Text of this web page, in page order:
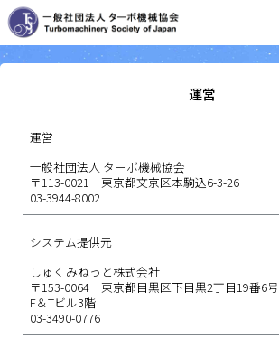
運営
運営
一般社団法人 ターボ機械協会
〒113-0021 東京都文京区本駒込6-3-26
03-3944-8002
システム提供元
しゅくみねっと株式会社
〒153-0064 東京都目黒区下目黒2丁目19番6号
F＆Tビル3階
03-3490-0776